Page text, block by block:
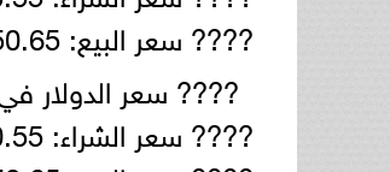
???? سعر البيع: 50.65 جنيه.
???? سعر الدولار
???? سعر الشراء: 50.55 جنيه.